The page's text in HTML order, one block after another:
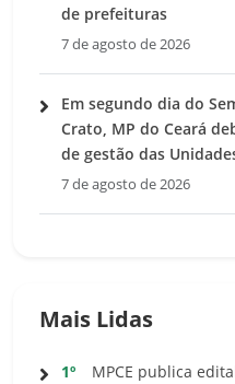
de prefeituras
7 de agosto de 2026
Em segundo dia do
Crato, MP do Ceará
de gestão das
7 de agosto de 2026
Mais Lidas
1º
MPCE publica